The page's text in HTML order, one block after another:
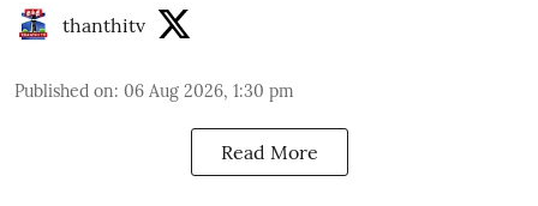
thanthitv
Published on: 06 Aug 2026, 1:30 pm
Read More